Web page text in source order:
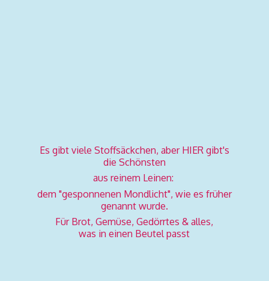
Es gibt viele Stoffsäckchen, aber HIER gibt's
die Schönsten
aus reinem Leinen:
dem "gesponnenen Mondlicht", wie es früher
genannt wurde.
Für Brot, Gemüse, Gedörrtes & alles,
was in einen Beutel passt